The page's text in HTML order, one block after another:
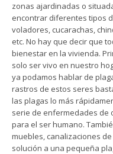
zonas ajardinadas o
encontrar diferentes tipos
voladores, cucarachas,
etc. No hay que decir que
bienestar en la vivienda.
solo ser vivo en nuestro
ya podamos hablar de
rastros de estos seres
las plagas lo más
serie de enfermedades de
para el ser humano.
muebles, canalizaciones
solución a una pequeña